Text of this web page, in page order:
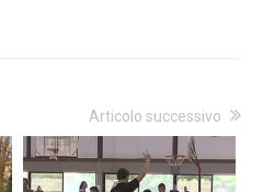
Articolo successivo